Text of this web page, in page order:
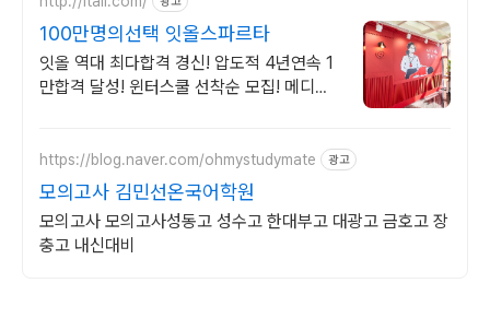
100만명의선택 잇올스파르타
잇올 역대 최다합격 경신! 압도적 4년연속 1
만합격 달성! 윈터스쿨 선착순 모집! 메디컬
https://blog.naver.com/ohmystudymate 광고
모의고사 김민선온국어학원
모의고사 모의고사성동고 성수고 한대부고 대광고 금호고 장
충고 내신대비